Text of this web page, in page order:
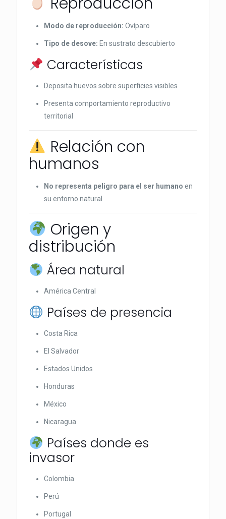
Modo de reproducción: Ovíparo
Tipo de desove: En sustrato descubierto
Características
Deposita huevos sobre superficies visibles
Presenta comportamiento reproductivo
territorial
Relación con
humanos
No representa peligro para el ser humano en
su entorno natural
Origen y
distribución
Área natural
América Central
Países de presencia
Costa Rica
El Salvador
Estados Unidos
Honduras
México
Nicaragua
Países donde es
invasor
Colombia
Perú
Portugal